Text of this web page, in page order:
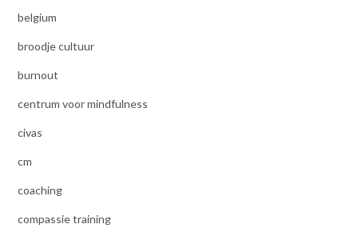
belgium
broodje cultuur
burnout
centrum voor mindfulness
civas
cm
coaching
compassie training